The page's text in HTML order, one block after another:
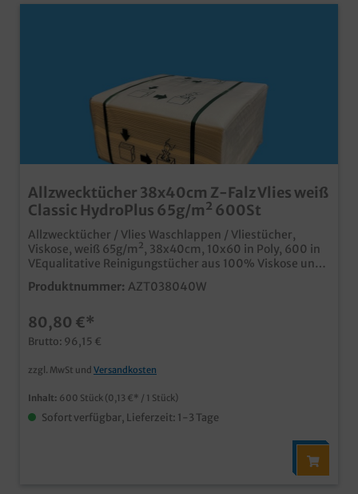
Allzwecktücher 38x40cm Z-Falz Vlies weiß
Classic HydroPlus 65g/m² 600St
Allzwecktücher / Vlies Waschlappen / Vliestücher,
Viskose, weiß 65g/m², 38x40cm, 10x60 in Poly, 600 in
VEqualitative Reinigungstücher aus 100% Viskose und
lebensmittelechtextrem saugstark, vergleichbar mit
einem Waschlappenfür sensible Oberflächen
Oberflächenim praktischen Folienspender zu 60 Stück
Produktnummer: AZT038040W
80,80 €*
Brutto: 96,15 €
zzgl. MwSt und Versandkosten
Inhalt: 600 Stück (0,13 €* / 1 Stück)
Sofort verfügbar, Lieferzeit: 1-3 Tage